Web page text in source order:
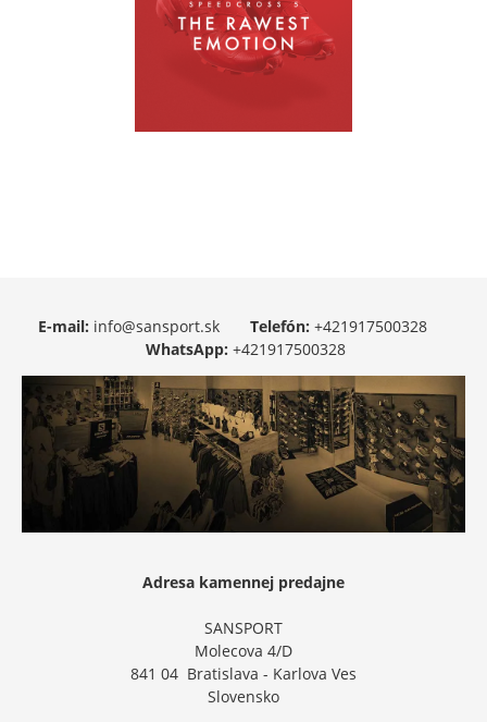
E-mail: info@sansport.sk Telefón: +421917500328
WhatsApp: +421917500328
Adresa kamennej predajne
SANSPORT
Molecova 4/D
841 04 Bratislava - Karlova Ves
Slovensko